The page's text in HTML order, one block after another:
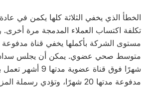
الذي يخفي الثلاثة كلها يكمن في عادة
اكتساب العملاء المدمجة مرة أخرى. رقم
الشركة بأكملها يخفي قناة مدفوعة غير
شهرًا فوق قناة عضوية مدتها 9 أشهر تعمل
مدفوعة مدتها 20 شهرًا، وتؤدي رسملة